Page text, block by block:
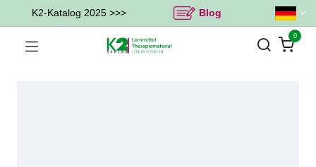
K2-Katalog 2025 >>> Blog
0